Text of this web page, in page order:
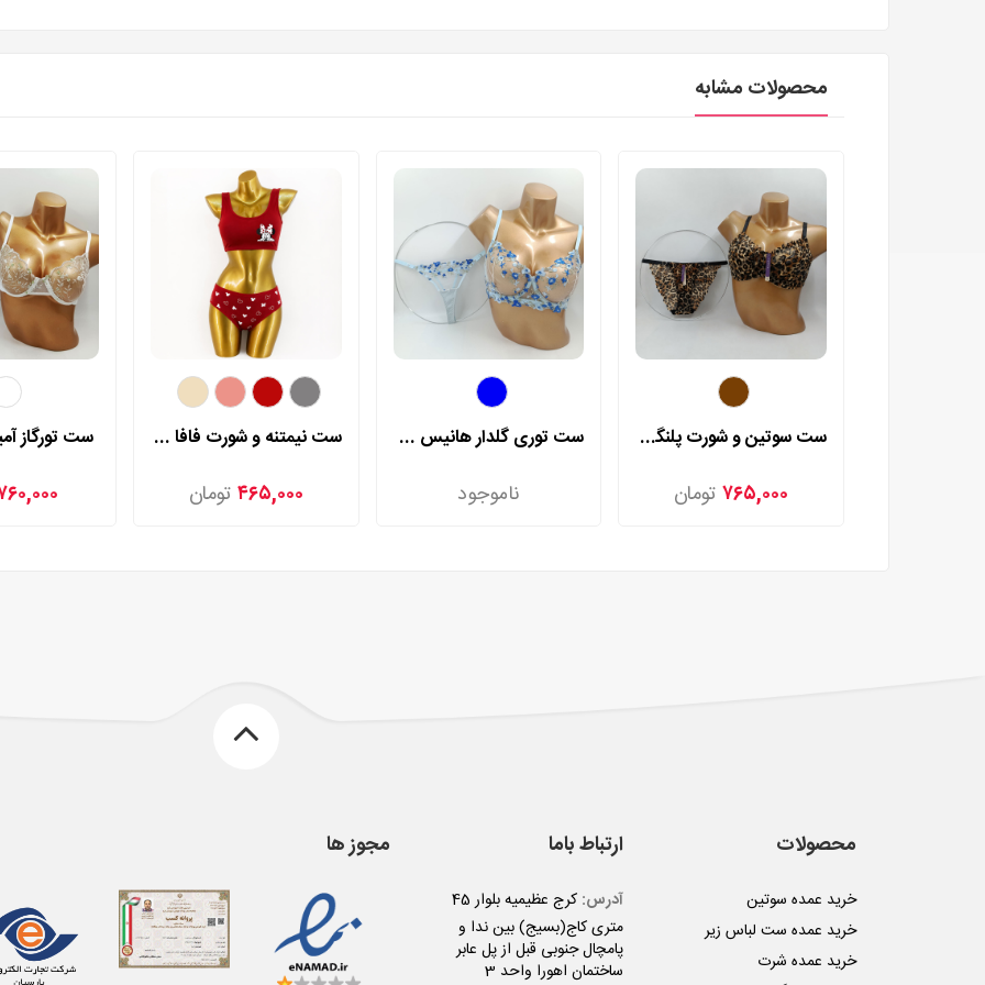
محصولات مشابه
ست سوتین و شورت پلنگی رزا مدل 9507
۷۶۵,۰۰۰تومان
ست توری گلدار هانیس مدل 9806
ناموجود
ست نیمتنه و شورت فافا مدل 7830
۴۶۵,۰۰۰تومان
ست تورگاز
محصولات
خرید عمده سوتین
خرید عمده ست لباس زیر
خرید عمده شرت
ارتباط باما
آدرس:
کرج عظیمیه بلوار 45
متری کاج(بسیج) بین ندا و
پامچال جنوبی قبل از پل عابر
ساختمان اهورا واحد 3
مجوز ها